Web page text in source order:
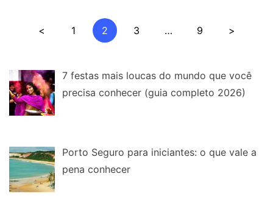
Paginação
< 1 2 3 … 9 >
7 festas mais loucas do mundo que você
precisa conhecer (guia completo 2026)
Porto Seguro para iniciantes: o que vale a
pena conhecer